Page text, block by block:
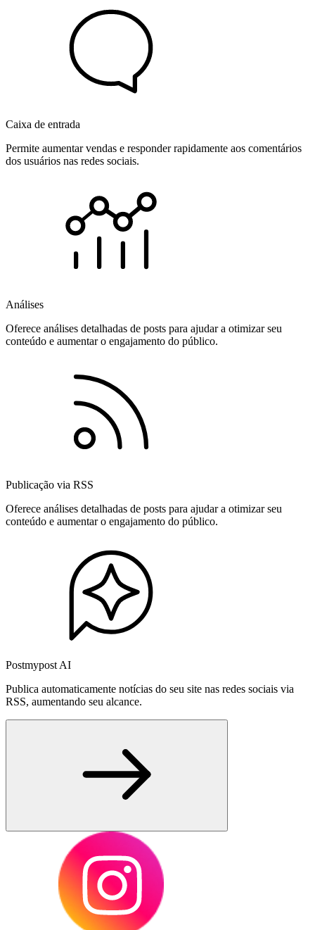
Caixa de entrada
Permite aumentar vendas e responder rapidamente aos comentários
dos usuários nas redes sociais.
Análises
Oferece análises detalhadas de posts para ajudar a otimizar seu
conteúdo e aumentar o engajamento do público.
Publicação via RSS
Oferece análises detalhadas de posts para ajudar a otimizar seu
conteúdo e aumentar o engajamento do público.
Postmypost AI
Publica automaticamente notícias do seu site nas redes sociais via
RSS, aumentando seu alcance.